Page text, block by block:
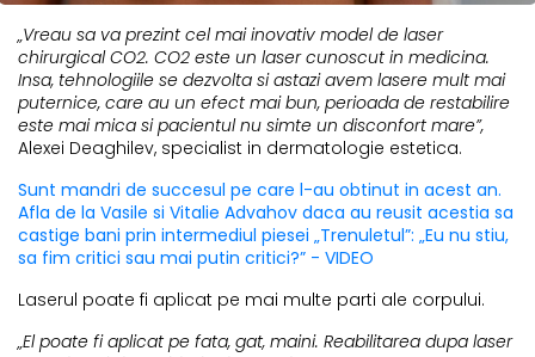
„Vreau sa va prezint cel mai inovativ model de laser
chirurgical CO2. CO2 este un laser cunoscut in medicina.
Insa, tehnologiile se dezvolta si astazi avem lasere mult mai
puternice, care au un efect mai bun, perioada de restabilire
este mai mica si pacientul nu simte un disconfort mare”,
Alexei Deaghilev, specialist in dermatologie estetica.
Sunt mandri de succesul pe care l-au obtinut in acest an.
Afla de la Vasile si Vitalie Advahov daca au reusit acestia sa
castige bani prin intermediul piesei „Trenuletul”: „Eu nu stiu,
sa fim critici sau mai putin critici?” - VIDEO
Laserul poate fi aplicat pe mai multe parti ale corpului.
„El poate fi aplicat pe fata, gat, maini. Reabilitarea dupa laser